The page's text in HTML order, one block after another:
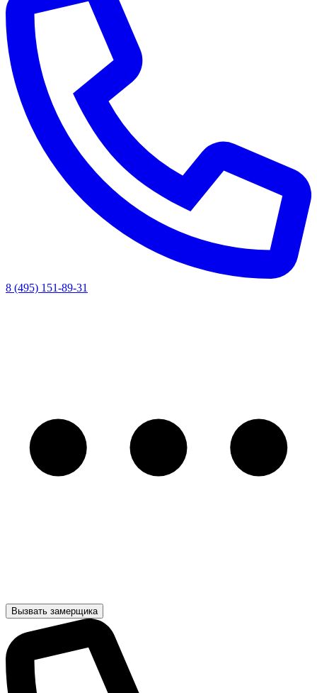
8 (495) 151-89-31
Вызвать замерщика